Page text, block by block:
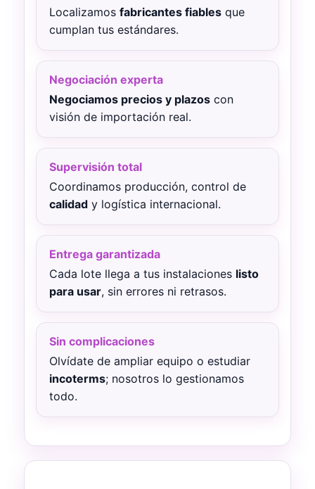
Localizamos fabricantes fiables que
cumplan tus estándares.
Negociación experta
Negociamos precios y plazos con
visión de importación real.
Supervisión total
Coordinamos producción, control de
calidad y logística internacional.
Entrega garantizada
Cada lote llega a tus instalaciones listo
para usar, sin errores ni retrasos.
Sin complicaciones
Olvídate de ampliar equipo o estudiar
incoterms; nosotros lo gestionamos
todo.